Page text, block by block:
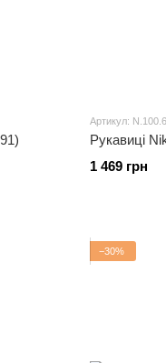
Артикул:
Рукавиці
1 469 грн
−30%